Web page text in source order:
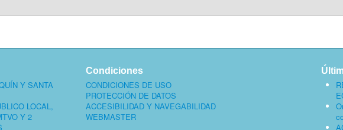
Y SANTA
LOCAL,
Y 2
Condiciones
CONDICIONES DE USO
PROTECCIÓN DE DATOS
ACCESIBILIDAD Y NAVEGABILIDAD
WEBMASTER